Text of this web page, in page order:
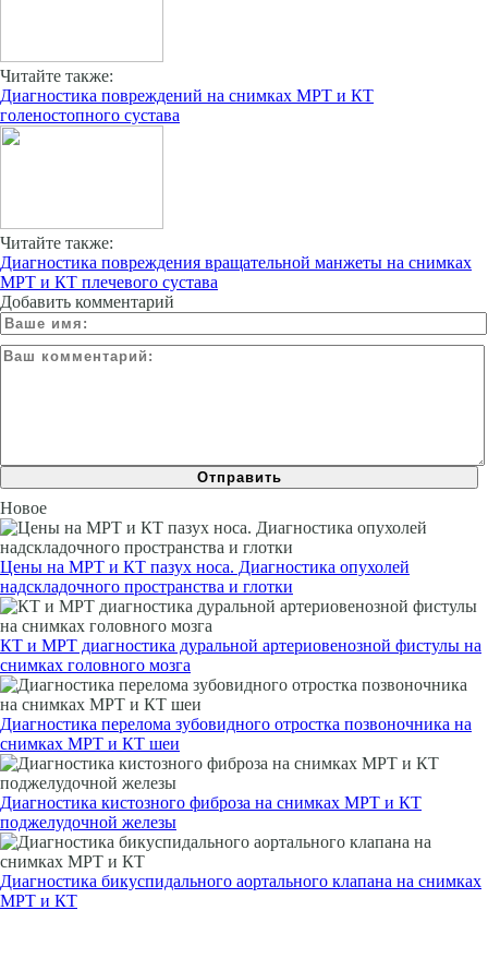
Читайте также:
Диагностика повреждений на снимках МРТ и КТ
голеностопного сустава
Читайте также:
Диагностика повреждения вращательной манжеты на снимках
МРТ и КТ плечевого сустава
Добавить комментарий
Новое
Цены на МРТ и КТ пазух носа. Диагностика опухолей
надскладочного пространства и глотки
КТ и МРТ диагностика дуральной артериовенозной фистулы на
снимках головного мозга
Диагностика перелома зубовидного отростка позвоночника на
снимках МРТ и КТ шеи
Диагностика кистозного фиброза на снимках МРТ и КТ
поджелудочной железы
Диагностика бикуспидального аортального клапана на снимках
МРТ и КТ